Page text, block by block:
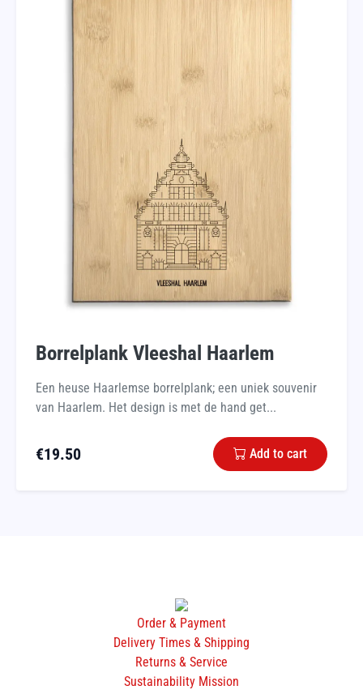
Borrelplank Vleeshal Haarlem
Een heuse Haarlemse borrelplank; een uniek souvenir
van Haarlem. Het design is met de hand get...
€19.50 Add to cart
Order & Payment
Delivery Times & Shipping
Returns & Service
Sustainability Mission